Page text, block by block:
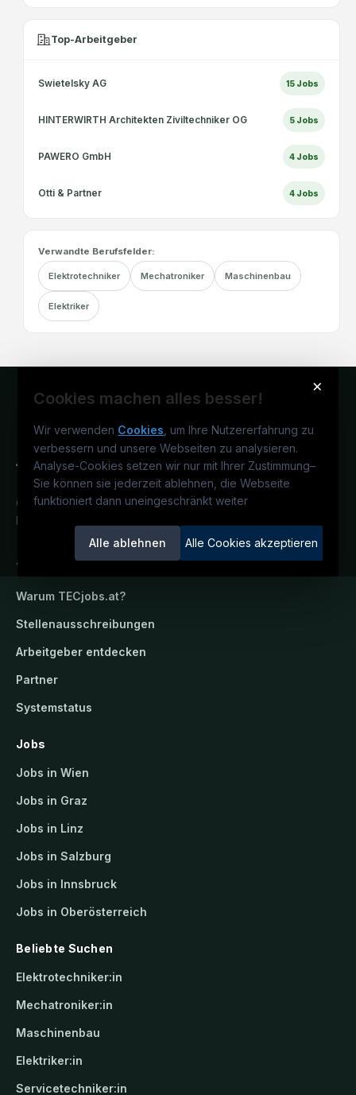
Top-Arbeitgeber
Swietelsky AG 15 Jobs
HINTERWIRTH Architekten Ziviltechniker OG 5 Jobs
PAWERO GmbH 4 Jobs
Otti & Partner 4 Jobs
Verwandte Berufsfelder:
Elektrotechniker Mechatroniker Maschinenbau
Elektriker
×
Cookies machen alles besser!
Wir verwenden Cookies , um Ihre Nutzererfahrung zu
verbessern und unsere Webseiten zu analysieren.
Analyse-Cookies setzen wir nur mit Ihrer Zustimmung–
Sie können sie jederzeit ablehnen, die Webseite
funktioniert dann uneingeschränkt weiter
Alle ablehnen Alle Cookies akzeptieren
Österreichs technisches Karriereportal.
Ein Service der candidatis GmbH.
TECjobs.at
Warum TECjobs.at?
Stellenausschreibungen
Arbeitgeber entdecken
Partner
Systemstatus
Jobs
Jobs in Wien
Jobs in Graz
Jobs in Linz
Jobs in Salzburg
Jobs in Innsbruck
Jobs in Oberösterreich
Beliebte Suchen
Elektrotechniker:in
Mechatroniker:in
Maschinenbau
Elektriker:in
Servicetechniker:in